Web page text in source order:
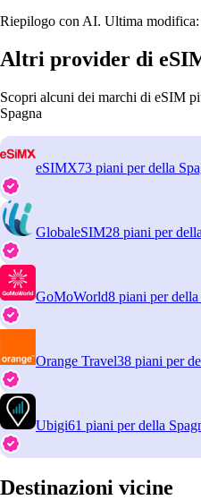
Riepilogo con AI. Ultima modifica:
Altri provider di
Scopri alcuni dei marchi di eSIM
Spagna
eSIMX73 piani per della
GlobaleSIM28 piani per
GoMoWorld8 piani per della
Orange Travel38 piani per
Ubigi61 piani per della
Destinazioni vicine